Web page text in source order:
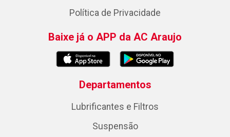
Política de Privacidade
Baixe já o APP da AC Araujo
Departamentos
Lubrificantes e Filtros
Suspensão